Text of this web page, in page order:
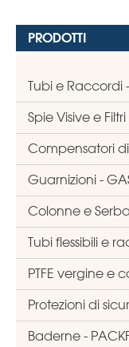
PRODOTTI
Tubi e Raccordi -
Spie Visive e Filtri
Compensatori di
Guarnizioni -
Colonne e
Tubi flessibili e
PTFE vergine e
Protezioni di
Baderne -